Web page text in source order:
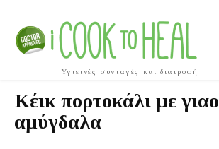
Υγιεινές συνταγές και διατροφή
Κέικ πορτοκάλι με
αμύγδαλα